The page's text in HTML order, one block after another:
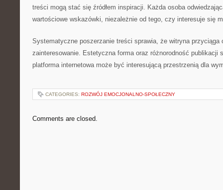
treści mogą stać się źródłem inspiracji. Każda osoba
wartościowe wskazówki, niezależnie od tego, czy interesuje się
Systematyczne poszerzanie treści sprawia, że witryna przyciąga
zainteresowanie. Estetyczna forma oraz różnorodność publikacji
platforma internetowa może być interesującą przestrzenią dla
CATEGORIES: ROZWÓJ EMOCJONALNO-SPOŁECZNY
Comments are closed.